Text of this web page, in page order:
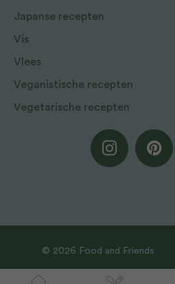
Japanse recepten
Vis
Vlees
Veganistische recepten
Vegetarische recepten
© 2026 Food and Friends